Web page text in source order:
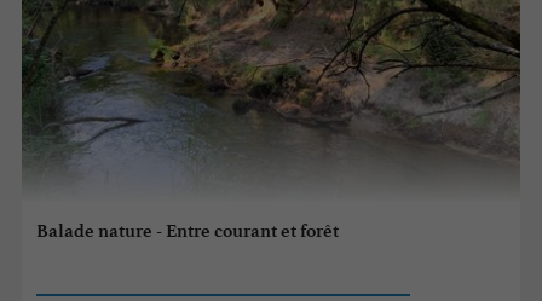
Balade nature - Entre courant et forêt